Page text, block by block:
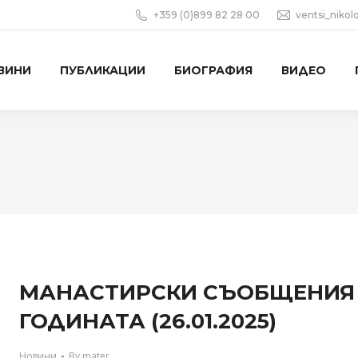
+359 (0)899 82 28 00
ПУБЛИКАЦИИ БИОГРАФИЯ ВИДЕО
МАНАСТИРСКИ СЪОБЩЕНИЯ
ГОДИНАТА (26.01.2025)